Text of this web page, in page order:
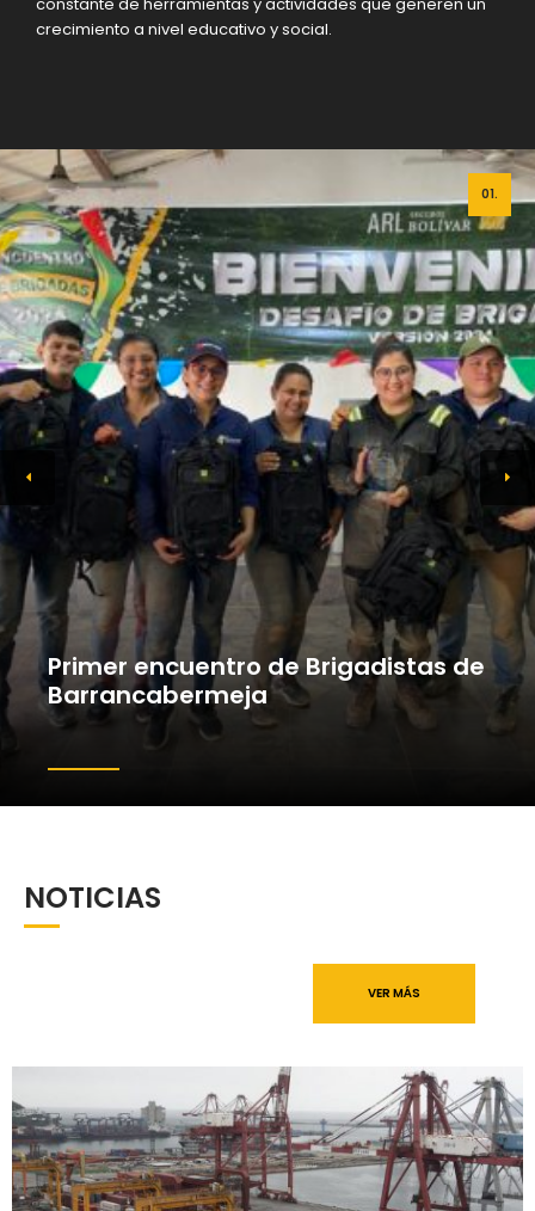
constante de herramientas y actividades que generen un
crecimiento a nivel educativo y social.
01.
Primer encuentro de Brigadistas de
Barrancabermeja
NOTICIAS
VER MÁS